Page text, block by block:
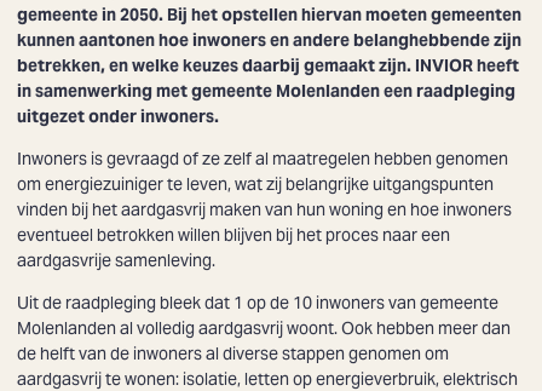
gemeente in 2050. Bij het opstellen hiervan moeten gemeenten
kunnen aantonen hoe inwoners en andere belanghebbende zijn
betrekken, en welke keuzes daarbij gemaakt zijn. INVIOR heeft
in samenwerking met gemeente Molenlanden een raadpleging
uitgezet onder inwoners.
Inwoners is gevraagd of ze zelf al maatregelen hebben genomen
om energiezuiniger te leven, wat zij belangrijke uitgangspunten
vinden bij het aardgasvrij maken van hun woning en hoe inwoners
eventueel betrokken willen blijven bij het proces naar een
aardgasvrije samenleving.
Uit de raadpleging bleek dat 1 op de 10 inwoners van gemeente
Molenlanden al volledig aardgasvrij woont. Ook hebben meer dan
de helft van de inwoners al diverse stappen genomen om
aardgasvrij te wonen: isolatie, letten op energieverbruik, elektrisch